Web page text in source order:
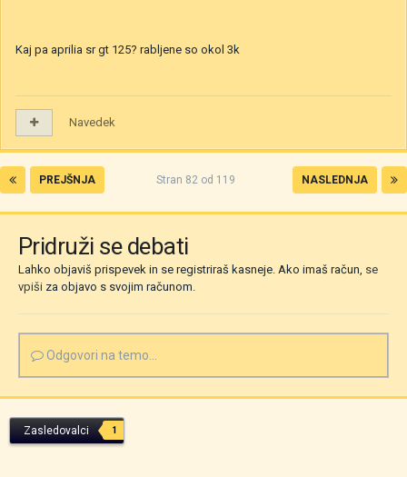
Kaj pa aprilia sr gt 125? rabljene so okol 3k
Navedek
PREJŠNJA NASLEDNJA
Stran 82 od 119
Pridruži se debati
Lahko objaviš prispevek in se registriraš kasneje. Ako imaš račun, se
vpiši za objavo s svojim računom.
Odgovori na temo...
Zasledovalci 1